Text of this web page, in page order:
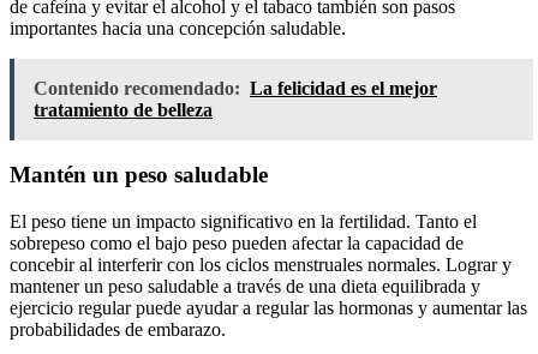
de cafeína y evitar el alcohol y el tabaco también son pasos
importantes hacia una concepción saludable.
Contenido recomendado: La felicidad es el mejor
tratamiento de belleza
Mantén un peso saludable
El peso tiene un impacto significativo en la fertilidad. Tanto el
sobrepeso como el bajo peso pueden afectar la capacidad de
concebir al interferir con los ciclos menstruales normales. Lograr y
mantener un peso saludable a través de una dieta equilibrada y
ejercicio regular puede ayudar a regular las hormonas y aumentar las
probabilidades de embarazo.